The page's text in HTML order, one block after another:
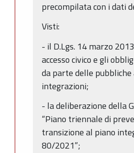
precompilata con i dati
Visti:
- il D.Lgs. 14 marzo
accesso civico e gli
da parte delle
integrazioni;
- la deliberazione della
“Piano triennale di
transizione al piano
80/2021”;